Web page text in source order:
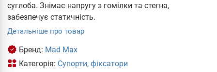
суглоба. Знімає напругу з гомілки та стегна,
забезпечує статичність.
Детальніше про товар
Бренд: Mad Max
Категорія: Супорти, фіксатори